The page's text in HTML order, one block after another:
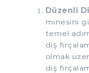
Düzenli
minesini
temel
diş
olmak
diş